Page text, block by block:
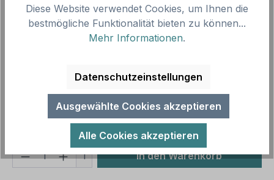
Zwischensumme
39,79 €
Zusammenfassung
abweichende Endpreise möglich.
Produkt Anzahl: Gib den gewünschten
1 In den Warenkorb
Diese Website verwendet Cookies, um Ihnen die
bestmögliche Funktionalität bieten zu können...
Mehr Informationen.
Datenschutzeinstellungen
Ausgewählte Cookies akzeptieren
Alle Cookies akzeptieren